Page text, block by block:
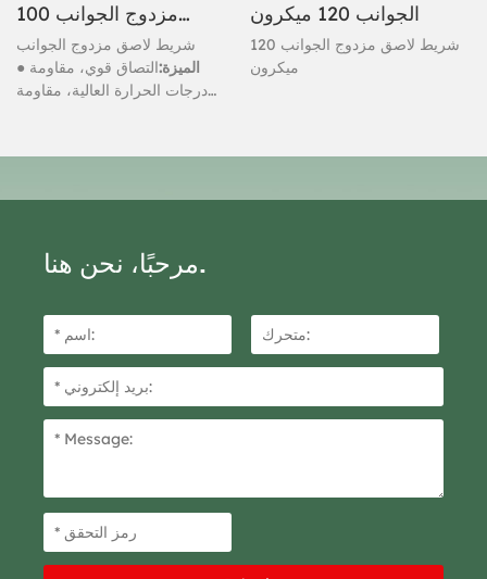
مزدوج الجوانب 100
ميكرومتر، قائم على
المذيبات
شريط لاصق مزدوج الجوانب
● الميزة:التصاق قوي، مقاومة
درجات الحرارة العالية، مقاومة
الجوانب 120 ميكرون
شريط لاصق مزدوج الجوانب 120
ميكرون
مرحبًا، نحن هنا.